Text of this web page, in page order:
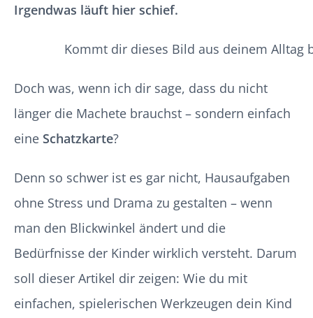
Irgendwas läuft hier schief.
Kommt dir dieses Bild aus deinem Alltag
Doch was, wenn ich dir sage, dass du nicht
länger die Machete brauchst – sondern einfach
eine Schatzkarte?
Denn so schwer ist es gar nicht, Hausaufgaben
ohne Stress und Drama zu gestalten – wenn
man den Blickwinkel ändert und die
Bedürfnisse der Kinder wirklich versteht. Darum
soll dieser Artikel dir zeigen: Wie du mit
einfachen, spielerischen Werkzeugen dein Kind